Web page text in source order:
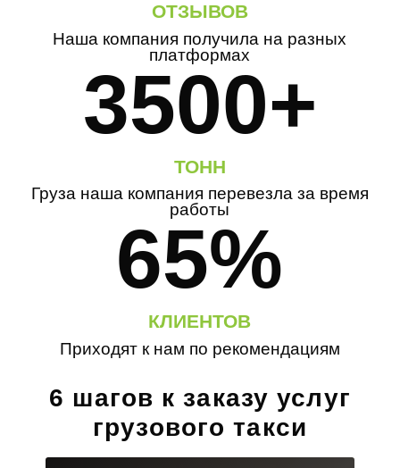
ОТЗЫВОВ
Наша компания получила на разных
платформах
3500+
ТОНН
Груза наша компания перевезла за время
работы
65%
КЛИЕНТОВ
Приходят к нам по рекомендациям
6 шагов к заказу услуг
грузового такси